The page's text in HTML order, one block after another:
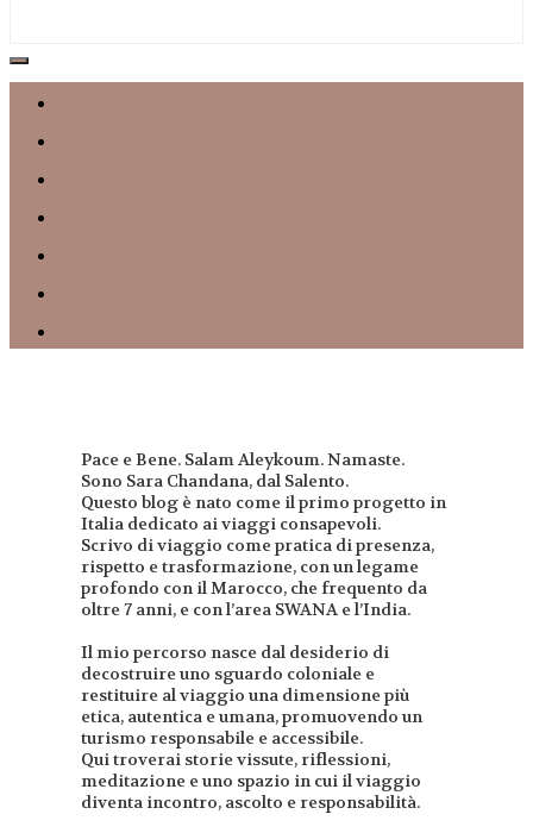
Pace e Bene. Salam Aleykoum. Namaste.
Sono Sara Chandana, dal Salento.
Questo blog è nato come il primo progetto in
Italia dedicato ai viaggi consapevoli.
Scrivo di viaggio come pratica di presenza,
rispetto e trasformazione, con un legame
profondo con il Marocco, che frequento da
oltre 7 anni, e con l’area SWANA e l’India.
Il mio percorso nasce dal desiderio di
decostruire uno sguardo coloniale e
restituire al viaggio una dimensione più
etica, autentica e umana, promuovendo un
turismo responsabile e accessibile.
Qui troverai storie vissute, riflessioni,
meditazione e uno spazio in cui il viaggio
diventa incontro, ascolto e responsabilità.